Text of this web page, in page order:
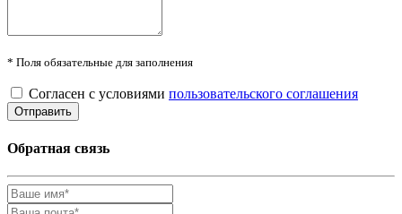
* Поля обязательные для заполнения
Согласен с условиями пользовательского соглашения
Обратная связь